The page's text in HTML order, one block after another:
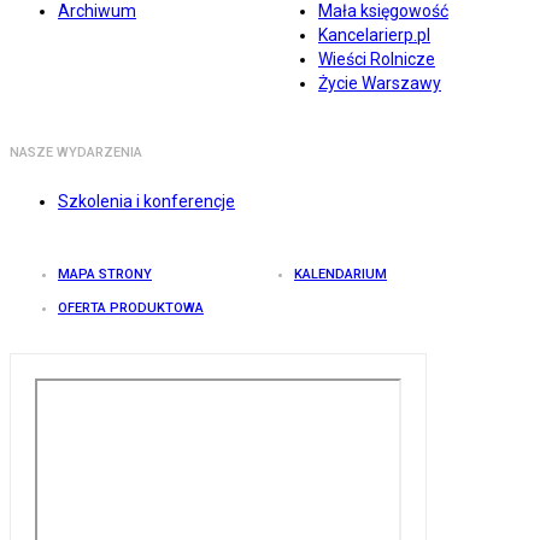
Archiwum
Mała księgowość
Kancelarierp.pl
Wieści Rolnicze
Życie Warszawy
NASZE WYDARZENIA
Szkolenia i konferencje
MAPA STRONY KALENDARIUM
OFERTA PRODUKTOWA